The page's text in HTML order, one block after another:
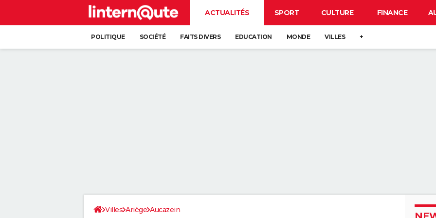
ACTUALITÉS SPORT CULTURE FINANCE
POLITIQUE SOCIÉTÉ FAITS DIVERS EDUCATION MONDE VILLES +
Villes Ariège Aucazein